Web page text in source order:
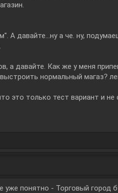
А давайте...ну а че. ну,
а давайте. Как же у меня
нормальный магаз?
это только тест вариант и
уже понятно - Торговый